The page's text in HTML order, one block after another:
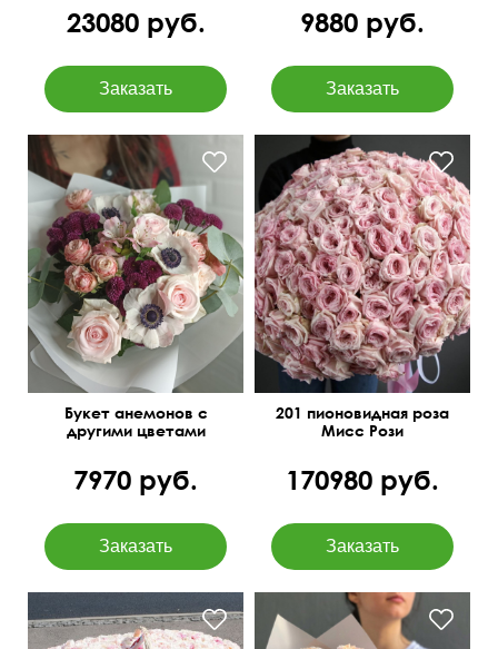
23080 руб. 9880 руб.
Анемоны, пионовидны
розы бомбастик, сантини,
альстромерия, эвкалипт
Цинера
Букет анемонов с
другими цветами
7970 руб.
Нежно-розовая роза 40-
50 см, атласная лента.
201 пионовидная роза
Мисс Рози
170980 руб.